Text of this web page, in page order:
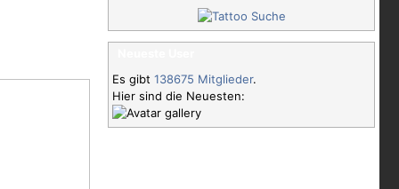
Es gibt 138675 Mitglieder.
Hier sind die Neuesten: